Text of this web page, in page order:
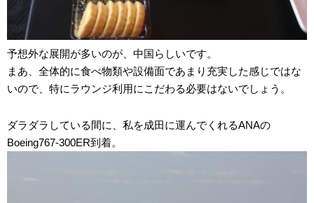
予想外な展開が多いのが、中国らしいです。
まあ、全体的に食べ物類や設備面であまり充実した感じではな
いので、特にラウンジ利用にこだわる必要はないでしょう。
ダラダラしている間に、私を成田に運んでくれるANAの
Boeing767-300ER到着。